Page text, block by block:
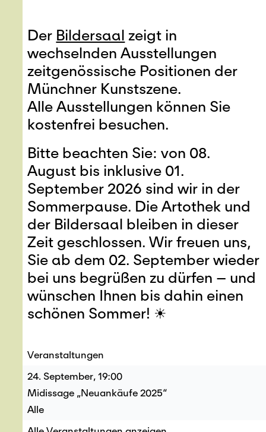
Der Bildersaal zeigt in
wechselnden Ausstellungen
zeitgenössische Positionen der
Münchner Kunstszene.
Alle Ausstellungen können Sie
kostenfrei besuchen.
Bitte beachten Sie: von 08.
August bis inklusive 01.
September 2026 sind wir in der
Sommerpause. Die Artothek und
der Bildersaal bleiben in dieser
Zeit geschlossen. Wir freuen uns,
Sie ab dem 02. September wieder
bei uns begrüßen zu dürfen – und
wünschen Ihnen bis dahin einen
schönen Sommer! ☀︎
Veranstaltungen
24. September, 19:00
Midissage „Neuankäufe 2025“
Alle